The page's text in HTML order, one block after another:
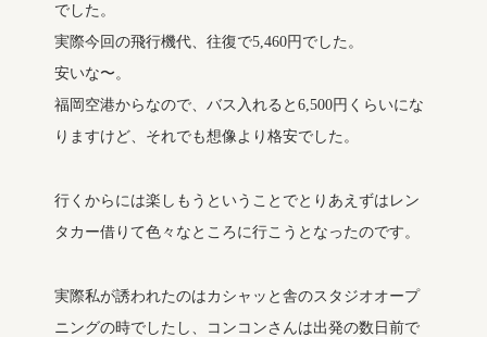
でした。
実際今回の飛行機代、往復で5,460円でした。
安いな〜。
福岡空港からなので、バス入れると6,500円くらいにな
りますけど、それでも想像より格安でした。
行くからには楽しもうということでとりあえずはレン
タカー借りて色々なところに行こうとなったのです。
実際私が誘われたのはカシャッと舎のスタジオオープ
ニングの時でしたし、コンコンさんは出発の数日前で